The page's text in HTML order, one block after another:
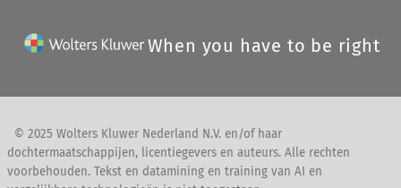
When you have to be right
© 2025 Wolters Kluwer Nederland N.V. en/of haar
dochtermaatschappijen, licentiegevers en auteurs. Alle rechten
voorbehouden. Tekst en datamining en training van AI en